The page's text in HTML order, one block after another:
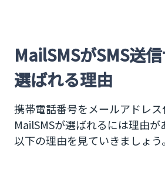
MailSMSがSMS送
選ばれる理由
携帯電話番号をメールアドレス
MailSMSが選ばれるには理由が
以下の理由を見ていきましょう。